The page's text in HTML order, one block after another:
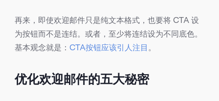
再来，即使欢迎邮件只是纯文本格式，也要将 CTA 设
为按钮而不是连结。或者，至少将连结设为不同底色。
基本观念就是： CTA按钮应该引人注目 。
优化欢迎邮件的五大秘密